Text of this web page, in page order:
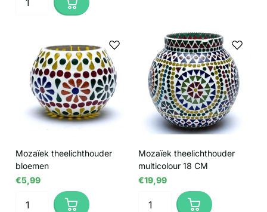
Mozaïek theelichthouder
bloemen
€5,99
Mozaïek theelichthouder
multicolour 18 CM
€19,99